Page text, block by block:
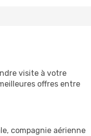
visite à votre
offres entre
compagnie aérienne